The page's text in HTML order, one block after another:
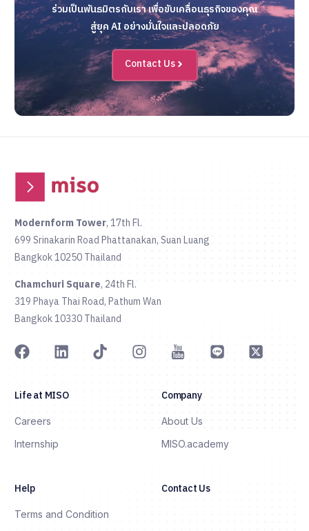
ร่วมเป็นพันธมิตรกับเรา เพื่อขับเคลื่อนธุรกิจของคุณ
สู่ยุค AI อย่างมั่นใจและปลอดภัย
Contact Us
Modernform Tower, 17th Fl.
699 Srinakarin Road Phattanakan, Suan Luang
Bangkok 10250 Thailand
Chamchuri Square, 24th Fl.
319 Phaya Thai Road, Pathum Wan
Bangkok 10330 Thailand
Life at MISO
Careers
Internship
Company
About Us
MISO.academy
Help
Terms and Condition
Contact Us